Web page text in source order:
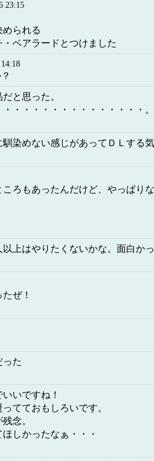
23:15
られる
ベアラードとつけました
と思った。
・・・・・・・・・・・・・・。
染めない感じがあってＤＬする
ろもあったんだけど、やっぱり
上はやりたくないかな。面白か
ぜ！
った
いですね！
てておもしろいです。
念。
しかったなぁ・・・